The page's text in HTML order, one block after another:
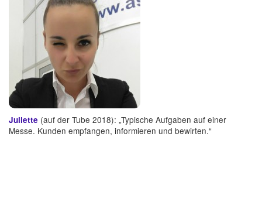
Juliette (auf der Tube 2018): „Typische Aufgaben auf einer
Messe. Kunden empfangen, informieren und bewirten.“